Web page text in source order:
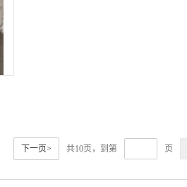
下一页> 共10页，到第 页